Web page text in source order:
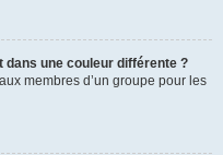
une couleur différente ?
membres d’un groupe pour les